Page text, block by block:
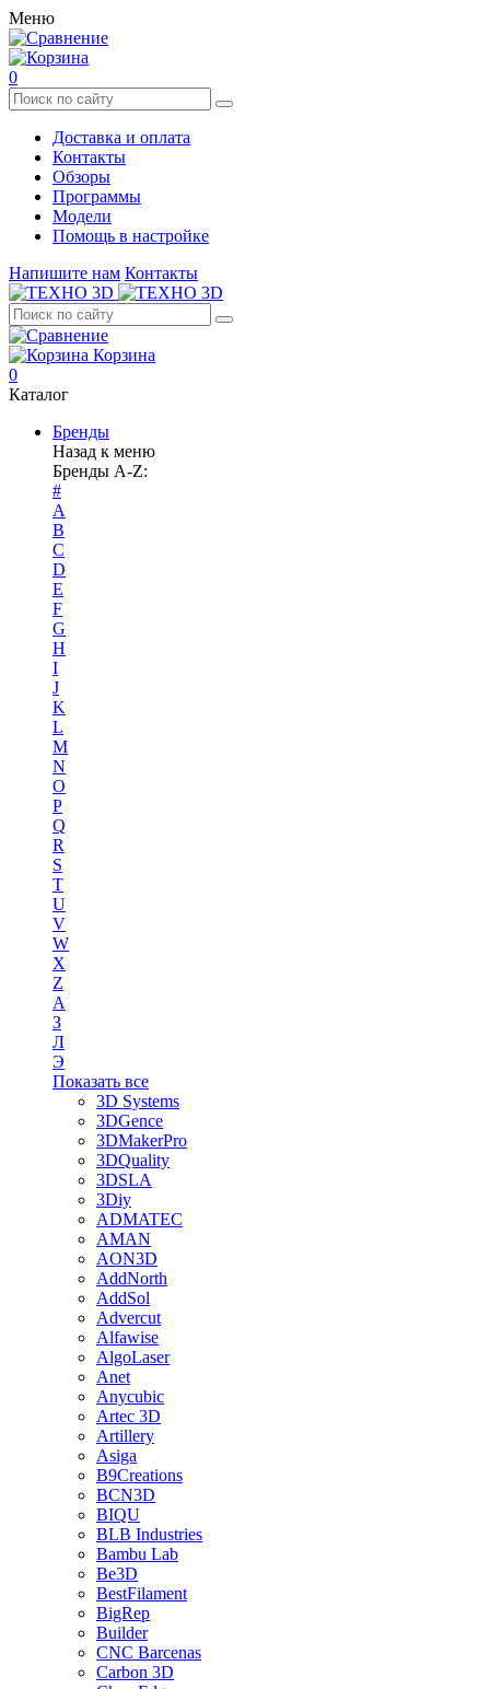
Меню
0
Доставка и оплата
Контакты
Обзоры
Программы
Модели
Помощь в настройке
Напишите нам Контакты
Корзина
0
Каталог
Бренды
Назад к меню
Бренды A-Z:
#
A
B
C
D
E
F
G
H
I
J
K
L
M
N
O
P
Q
R
S
T
U
V
W
X
Z
А
З
Л
Э
Показать все
3D Systems
3DGence
3DMakerPro
3DQuality
3DSLA
3Diy
ADMATEC
AMAN
AON3D
AddNorth
AddSol
Advercut
Alfawise
AlgoLaser
Anet
Anycubic
Artec 3D
Artillery
Asiga
B9Creations
BCN3D
BIQU
BLB Industries
Bambu Lab
Be3D
BestFilament
BigRep
Builder
CNC Barcenas
Carbon 3D